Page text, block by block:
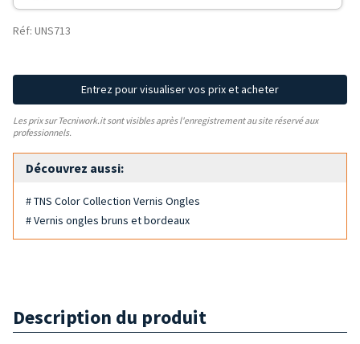
Réf: UNS713
Entrez pour visualiser vos prix et acheter
Les prix sur Tecniwork.it sont visibles après l'enregistrement au site réservé aux
professionnels.
Découvrez aussi:
# TNS Color Collection Vernis Ongles
# Vernis ongles bruns et bordeaux
Description du produit